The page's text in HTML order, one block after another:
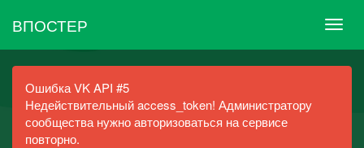
ВПОСТЕР
Ошибка VK API #5
Недействительный access_token! Администратору
сообщества нужно авторизоваться на сервисе
повторно.